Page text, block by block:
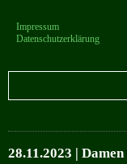
Impressum
Datenschutzerklärung
28.11.2023 |